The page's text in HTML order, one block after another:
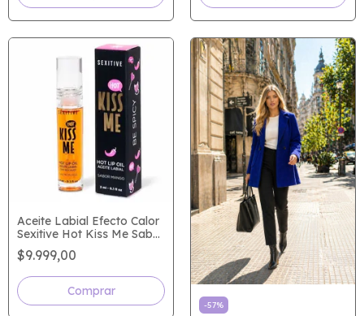
Aceite Labial Efecto Calor
Sexitive Hot Kiss Me Sabor
Mango 3 ml
$9.999,00
-57%